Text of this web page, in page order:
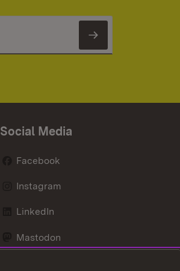
Newsletter
Social Media
Facebook
Instagram
LinkedIn
Mastodon